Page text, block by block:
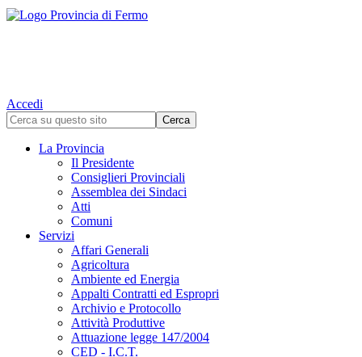
Accedi
La Provincia
Il Presidente
Consiglieri Provinciali
Assemblea dei Sindaci
Atti
Comuni
Servizi
Affari Generali
Agricoltura
Ambiente ed Energia
Appalti Contratti ed Espropri
Archivio e Protocollo
Attività Produttive
Attuazione legge 147/2004
CED - I.C.T.